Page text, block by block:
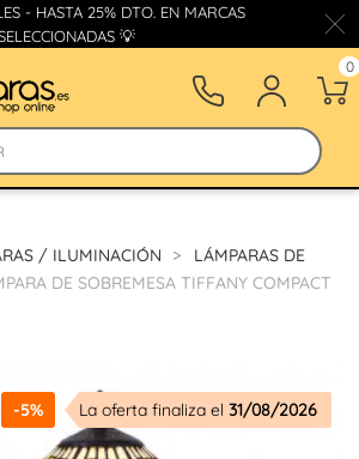
- HASTA 25% DTO. EN MARCAS
💡
0
/ ILUMINACIÓN
LÁMPARAS DE
DE SOBREMESA TIFFANY COMPACT
-5% La oferta finaliza el 31/08/2026